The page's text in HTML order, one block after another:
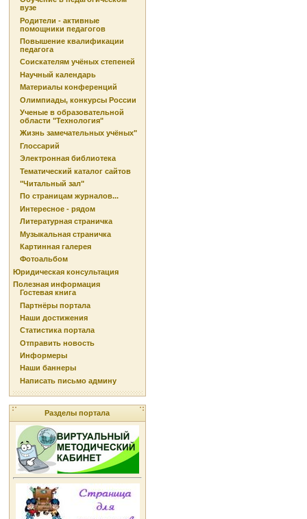
вузе
Родители - активные
помощники педагогов
Повышение квалификации
педагога
Соискателям учёных степеней
Научный календарь
Материалы конференций
Олимпиады, конкурсы России
Ученые в образовательной
области "Технология"
Жизнь замечательных учёных"
Глоссарий
Электронная библиотека
Тематический каталог сайтов
"Читальный зал"
По страницам журналов...
Интересное - рядом
Литературная страничка
Музыкальная страничка
Картинная галерея
Фотоальбом
Юридическая консультация
Полезная информация
Гостевая книга
Партнёры портала
Наши достижения
Статистика портала
Отправить новость
Информеры
Наши баннеры
Написать письмо админу
Разделы портала